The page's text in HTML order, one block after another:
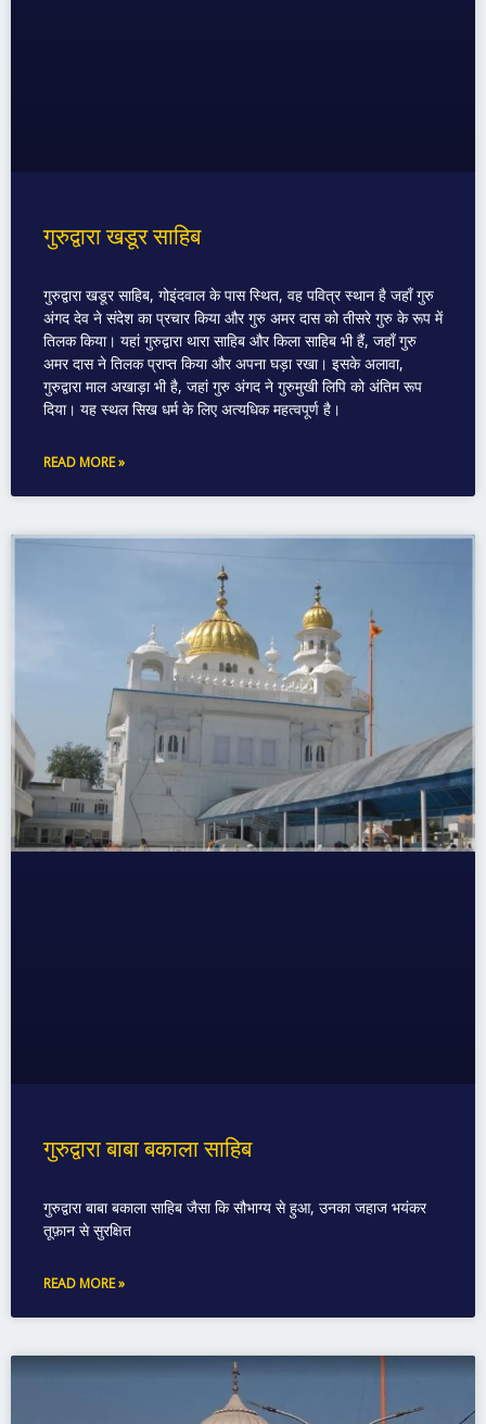
गुरुद्वारा खडूर साहिब
गुरुद्वारा खडूर साहिब, गोइंदवाल के पास स्थित, वह पवित्र स्थान है जहाँ गुरु
अंगद देव ने संदेश का प्रचार किया और गुरु अमर दास को तीसरे गुरु के रूप में
तिलक किया। यहां गुरुद्वारा थारा साहिब और किला साहिब भी हैं, जहाँ गुरु
अमर दास ने तिलक प्राप्त किया और अपना घड़ा रखा। इसके अलावा,
गुरुद्वारा माल अखाड़ा भी है, जहां गुरु अंगद ने गुरुमुखी लिपि को अंतिम रूप
दिया। यह स्थल सिख धर्म के लिए अत्यधिक महत्वपूर्ण है।
READ MORE »
गुरुद्वारा बाबा बकाला साहिब
गुरुद्वारा बाबा बकाला साहिब जैसा कि सौभाग्य से हुआ, उनका जहाज भयंकर
तूफ़ान से सुरक्षित
READ MORE »